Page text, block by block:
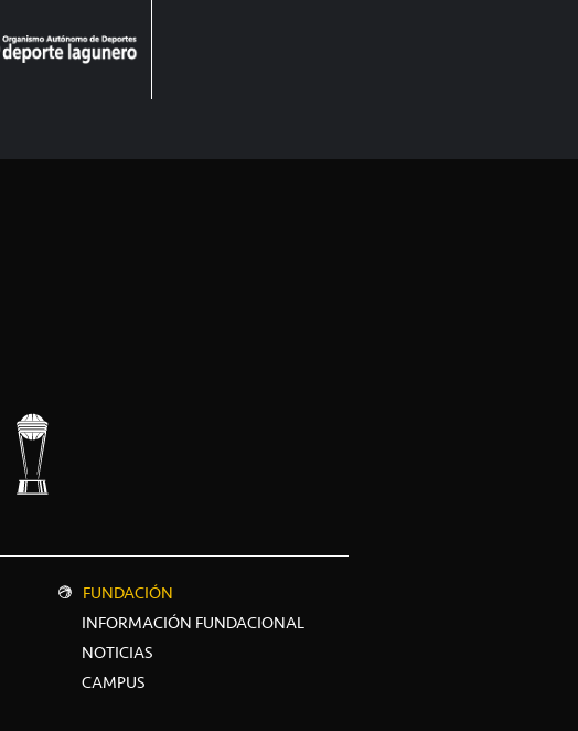
FUNDACIÓN
INFORMACIÓN FUNDACIONAL
NOTICIAS
CAMPUS